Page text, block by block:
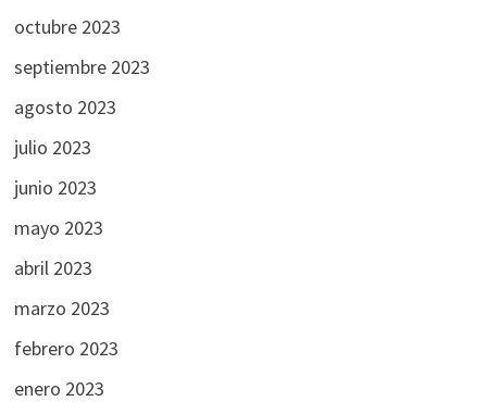
octubre 2023
septiembre 2023
agosto 2023
julio 2023
junio 2023
mayo 2023
abril 2023
marzo 2023
febrero 2023
enero 2023